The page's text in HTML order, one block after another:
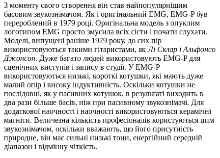
З моменту свого створення він став найпопулярнішим
басовим звукознімачом. Як і оригінальний EMG, EMG-P був
перероблений в 1979 році. Оригінальна модель з опуклим
логотипом EMG просто змусила всіх сісти і почати слухати.
Моделі, випущені раніше 1979 року, до сих пір
використовуються такими гітаристами, якЛі Склар і Альфонсо
Джонсон. Дуже багато людей використовують EMG-P для
сценічних виступів і запису в студії. У EMG-P
використовуються низькі, короткі котушки, які мають дуже
малий опір і високу індуктивність. Оскільки котушки не
послідовні, як у пасивних котушок, в результаті виходить в
два рази більше басів, ніж при пасивному звукознімачі. Для
додаткової наочності і наочності використовуються керамічні
магніти. Величезна кількість професіоналів користуються цим
звукознімачом, оскільки вважають, що його присутність
природне, він має сильні низькі тони, енергійний середній
діапазон і відмінну чіткість.